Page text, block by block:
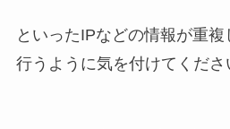
といったIPなどの情報が重
行うように気を付けてくださ